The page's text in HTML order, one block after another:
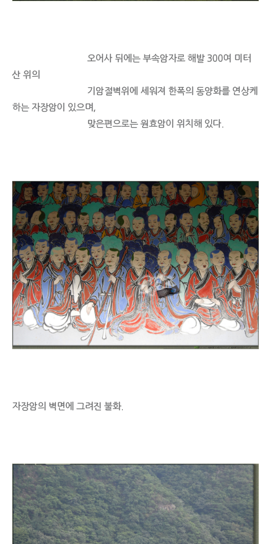
오어사 뒤에는 부속암자로 해발 300여 미터
산 위의
기암절벽위에 세워져 한폭의 동양화를 연상케
하는 자장암이 있으며,
맞은편으로는 원효암이 위치해 있다.
자장암의 벽면에 그려진 불화.